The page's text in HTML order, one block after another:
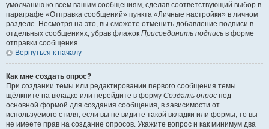
умолчанию ко всем вашим сообщениям, сделав соответствующий выбор в
параграфе «Отправка сообщений» пункта «Личные настройки» в личном
разделе. Несмотря на это, вы сможете отменить добавление подписи в
отдельных сообщениях, убрав флажок Присоединить подпись в форме
отправки сообщения.
Вернуться к началу
Как мне создать опрос?
При создании темы или редактировании первого сообщения темы
щёлкните на вкладке или перейдите в форму Создать опрос под
основной формой для создания сообщения, в зависимости от
используемого стиля; если вы не видите такой вкладки или формы, то вы
не имеете прав на создание опросов. Укажите вопрос и как минимум два